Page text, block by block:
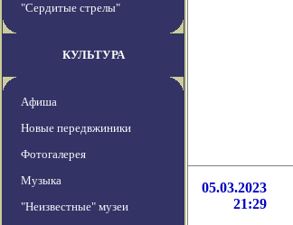
"Сердитые стрелы"
КУЛЬТУРА
Афиша
Новые передвжиники
Фотогалерея
Музыка
"Неизвестные" музеи
05.03.2023
21:29